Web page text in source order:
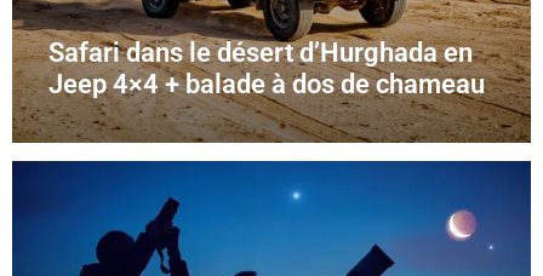
Safari dans le désert d’Hurghada en
Jeep 4×4 + balade à dos de chameau